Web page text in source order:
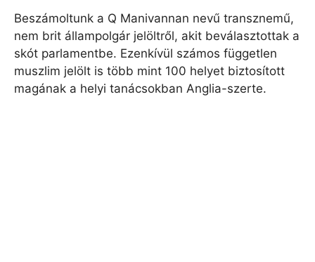
Beszámoltunk a Q Manivannan nevű transznemű,
nem brit állampolgár jelöltről, akit beválasztottak a
skót parlamentbe. Ezenkívül számos független
muszlim jelölt is több mint 100 helyet biztosított
magának a helyi tanácsokban Anglia-szerte.